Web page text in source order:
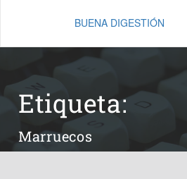
BUENA DIGESTIÓN
Etiqueta:
Marruecos